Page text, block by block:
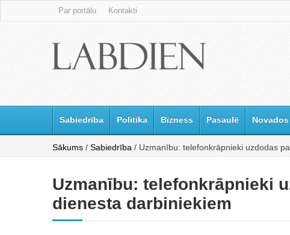
Par portālu Kontakti
Sabiedrība Politika Bizness Pasaulē Novados
Sākums / Sabiedrība / Uzmanību: telefonkrāpnieki uzdodas
Uzmanību: telefonkrāpnieki
dienesta darbiniekiem